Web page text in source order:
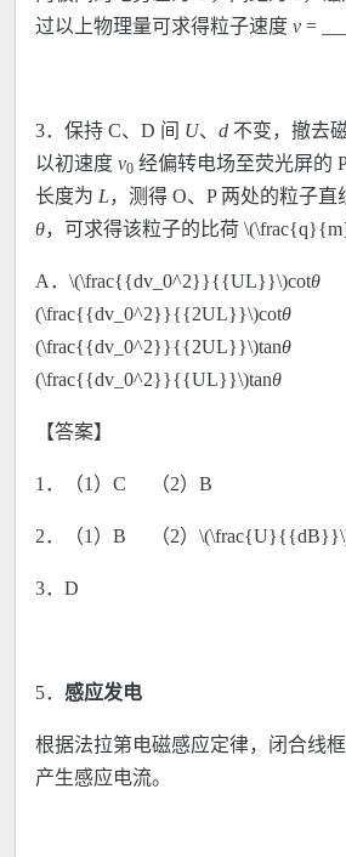
过以上物理量可求得粒子速度 v =
3．保持 C、D 间 U、 d 不变，撤去
以初速度 v0 经偏转电场至荧光屏的
长度为 L，测得 O、P 两处的粒子
θ，可求得该粒子的比荷
A．\(\frac{{dv_0^2}}{{UL}}\)cotθ
(\frac{{dv_0^2}}{{2UL}}\)cotθ C
(\frac{{dv_0^2}}{{2UL}}\)tanθ D
(\frac{{dv_0^2}}{{UL}}\)tanθ
【答案】
1．（1）C （2）B
2．（1）B （2）
3．D
5． 感应发电
根据法拉第电磁感应定律，闭合线
产生感应电流。